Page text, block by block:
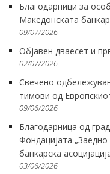
Благодарници за
Македонската
09/07/2026
Објавен дваесет и
02/07/2026
Свечено
тимови од
09/06/2026
Благодарница од
Фондацијата
банкарска
03/06/2026